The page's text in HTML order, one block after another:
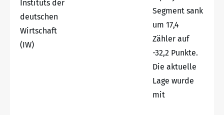
Instituts der
deutschen
Wirtschaft
(IW)
Segment sank
um 17,4
Zähler auf
-32,2 Punkte.
Die aktuelle
Lage wurde
mit